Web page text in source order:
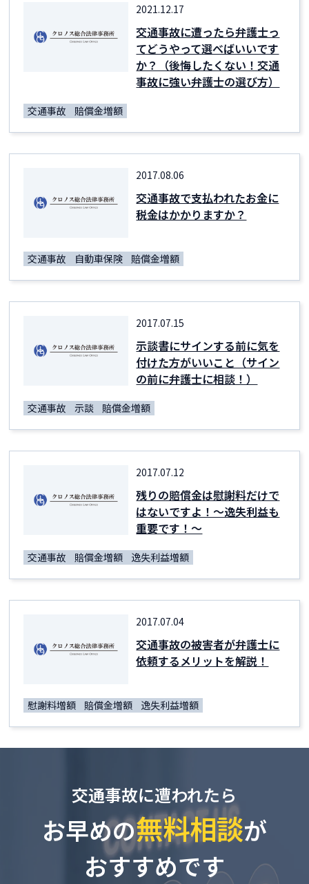
2021.12.17
交通事故に遭ったら弁護士っ
てどうやって選べばいいです
か？（後悔したくない！交通
事故に強い弁護士の選び方）
交通事故 賠償金増額
2017.08.06
交通事故で支払われたお金に
税金はかかりますか？
交通事故 自動車保険 賠償金増額
2017.07.15
示談書にサインする前に気を
付けた方がいいこと（サイン
の前に弁護士に相談！）
交通事故 示談 賠償金増額
2017.07.12
残りの賠償金は慰謝料だけで
はないですよ！～逸失利益も
重要です！～
交通事故 賠償金増額 逸失利益増額
2017.07.04
交通事故の被害者が弁護士に
依頼するメリットを解説！
慰謝料増額 賠償金増額 逸失利益増額
交通事故に遭われたら
お早めの無料相談が
おすすめです